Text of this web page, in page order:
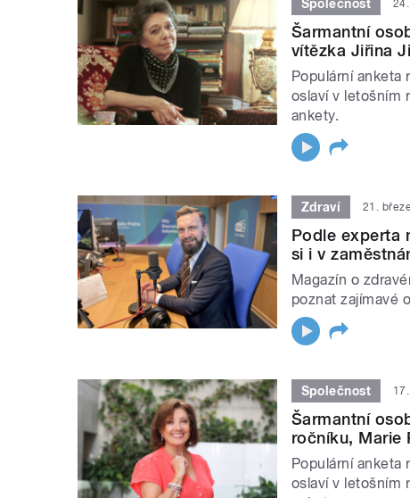
Společnost
Šarmantní
vítězka Jiřina
Populární anketa
oslaví v letošním
ankety.
Zdraví 21.
Podle experta
si i v
Magazín o
poznat zajímavé
Společnost
Šarmantní
ročníku, Marie
Populární
oslaví v letošním